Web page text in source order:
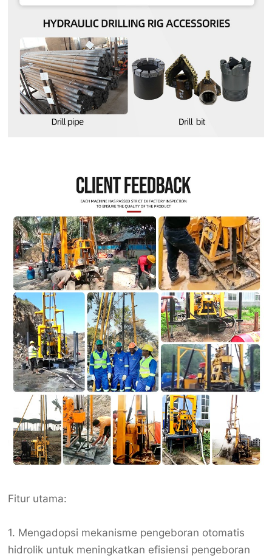
Fitur utama:
1. Mengadopsi mekanisme pengeboran otomatis
hidrolik untuk meningkatkan efisiensi pengeboran